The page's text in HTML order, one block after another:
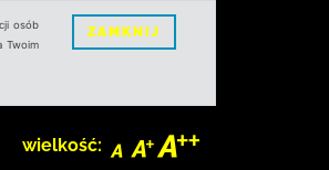
osób
Twoim
ZAMKNIJ
wielkość: